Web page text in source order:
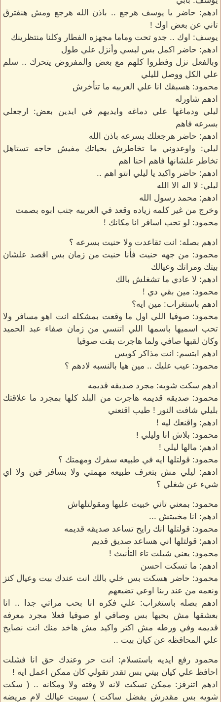
ادهم: حاضر يا يوسف هرجع .. باذن الله هرجع ومش هنفترق
تاني عن بعض اوك !
يوسف: اوك .. جدو تحت وماما مجهزه الفطار وكلنا منتظرينك
ادهم: حاضر اكمل بس لبسي وأنزل علي طول
وبالفعل نزل وفطروا كلهم مع بعض والمفروض يتحرك .. سلم
علي الكل ووصل لليلي
محمود: هسبقك انا علي العربيه ما تتأخرش
ادهم شاورله
ليلي ودماغها علي دماغه وايديهم في ايدين بعض: ارجعلي
بسرعه فاهم
ادهم: حاضر هرجعلك بسرعه باذن الله
ليلي: واوعدوني ما تخاطرش بحياتك مفيش حاجه تستاهل
تخاطر علشانها فاهم احنا اهم
ادهم: حاضر واكيد يا ليلي انتو اهم ..
ليلي: لا اله الا الله
ادهم: محمد رسول الله
وخرج من غير كلمه زياده وقعد في العربيه جنب ابوه بصمت
محمود: لو تحب اسافر انا مكانك !
ادهم بصله: انت تقاعدت ولا حنيت بسرعه ؟
محمود: من جهه حنيت فأنا حنيت من زمان بس اقصد علشان
بيتك ومراتك وعيالك
ادهم: لا عادي ما تشغلش بالك
محمود: مين بقي دي !
ادهم باستغراب: مين ايه؟
محمود: صوفيا اللي اول ما وقعت بمشكله انت اهو مسافر ولا
تحب اسميها باسمها اللي اتنسي من زمان صفاء عبد الحميد
وكان لقبها صافي ولما هاجرت بقت صوفيا
ادهم ابتسم: انت مذاكر كويس
محمود: عيب عليك .. مين هيا بالنسبه لادهم ؟
ادهم سكت شويه: مجرد صديقه قديمه
محمود: صديقه قديمه هاجرت من البلد كلها بمجرد ما علاقتك
بليلي شافت النور ! طيب اقنعني
ادهم: واقنعك ليه !
محمود: بلاش انا وليلي !
ادهم: مالها ليلي !
محمود: قولتلها ايه في طبيعه سفرك ومهمتك ؟
ادهم: ليلي مش بتعرف طبيعه مهمتي ولا بسافر فين ولا اي
شيء عن شغلي ؟
محمود: بمعني تاني خبيت عليها ومقولتلهاش
ادهم: انا مخبيتش ...
محمود: قولتلها انك رايح تساعد صديقه قديمه
ادهم: قولتلها اني هساعد صديق قديم
محمود: يعني شيلت تاء التأنيث !
ادهم: ما تسكت احسن
محمود: حاضر هسكت بس خلي بالك انت عندك بيت وعيال كنز
ونعمه من عند ربنا اوعي تضيعهم
ادهم بصله باستغراب: علي فكره انا بحب مراتي جدا .. انا
بعشقها مش بحبها بس وصافي او صوفيا فعلا مجرد معرفه
قديمه وفي ورطه مش اكتر واكيد مش هاخد منك انت نصايح
علي المحافظه عن كيان بيت ..
محمود رفع ايديه باستسلام: انت حر وعندك حق انا فشلت
احافظ علي كيان بيتي بس تقدر تقولي كان ممكن اعمل ايه !
ادهم اتنرفز: ممكن تسكت لانه لا وقته ولا ومكانه .. ( سكت
شويه بس مقدرش يفضل ساكت ) سيبت عيالك لام مريضه